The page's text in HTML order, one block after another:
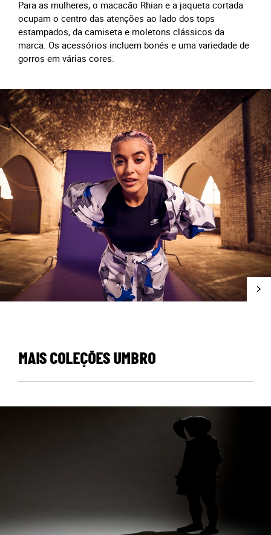
Para as mulheres, o macacão Rhian e a jaqueta cortada
ocupam o centro das atenções ao lado dos tops
estampados, da camiseta e moletons clássicos da
marca. Os acessórios incluem bonés e uma variedade de
gorros em várias cores.
MAIS COLEÇÕES UMBRO